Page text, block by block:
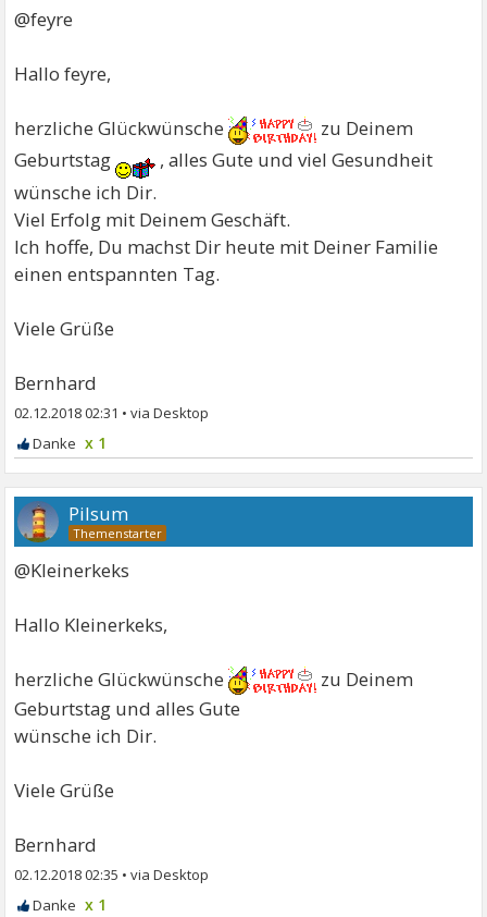
@feyre
Hallo feyre,
herzliche Glückwünsche
zu Deinem
Geburtstag
, alles Gute und viel Gesundheit
wünsche ich Dir.
Viel Erfolg mit Deinem Geschäft.
Ich hoffe, Du machst Dir heute mit Deiner Familie
einen entspannten Tag.
Viele Grüße
Bernhard
02.12.2018 02:31 •
x 1
Pilsum
@Kleinerkeks
Hallo Kleinerkeks,
herzliche Glückwünsche
zu Deinem
Geburtstag und alles Gute
wünsche ich Dir.
Viele Grüße
Bernhard
02.12.2018 02:35 •
x 1